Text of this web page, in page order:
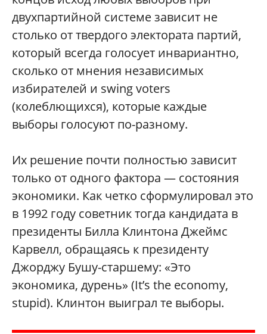
двухпартийной системе зависит не
столько от твердого электората партий,
который всегда голосует инвариантно,
сколько от мнения независимых
избирателей и swing voters
(колеблющихся), которые каждые
выборы голосуют по-разному.
Их решение почти полностью зависит
только от одного фактора — состояния
экономики. Как четко сформулировал это
в 1992 году советник тогда кандидата в
президенты Билла Клинтона Джеймс
Карвелл, обращаясь к президенту
Джорджу Бушу-старшему: «Это
экономика, дурень» (It’s the economy,
stupid). Клинтон выиграл те выборы.